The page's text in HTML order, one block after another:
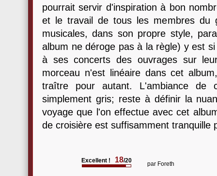
pourrait servir d'inspiration à bon
et le travail de tous les membres du
musicales, dans son propre style,
album ne déroge pas à la règle) y est
à ses concerts des ouvrages sur
morceau n'est linéaire dans cet
traître pour autant. L'ambiance de
simplement gris; reste à définir la
voyage que l'on effectue avec cet
de croisière est suffisamment tranquille
Excellent ! 18/20 par Foreth